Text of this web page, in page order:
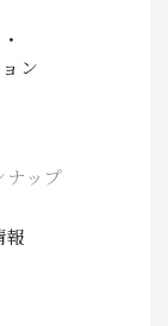
ン
ナップ
報